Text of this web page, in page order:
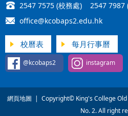
2547 7575 (校務處) 2547 7987
office@kcobaps2.edu.hk
校曆表 每月行事曆
@kcobaps2 instagram
網頁地圖 | Copyright© King's College
No. 2. All right